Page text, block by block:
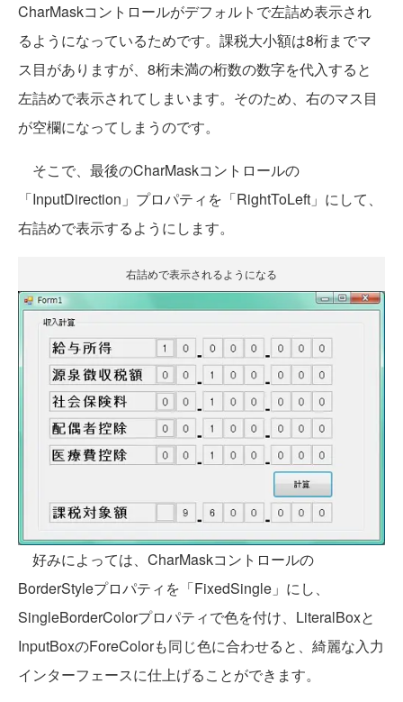
CharMaskコントロールがデフォルトで左詰め表示され
るようになっているためです。課税大小額は8桁までマ
ス目がありますが、8桁未満の桁数の数字を代入すると
左詰めで表示されてしまいます。そのため、右のマス目
が空欄になってしまうのです。
そこで、最後のCharMaskコントロールの
「InputDirection」プロパティを「RightToLeft」にして、
右詰めで表示するようにします。
右詰めで表示されるようになる
好みによっては、CharMaskコントロールの
BorderStyleプロパティを「FixedSingle」にし、
SingleBorderColorプロパティで色を付け、LiteralBoxと
InputBoxのForeColorも同じ色に合わせると、綺麗な入力
インターフェースに仕上げることができます。